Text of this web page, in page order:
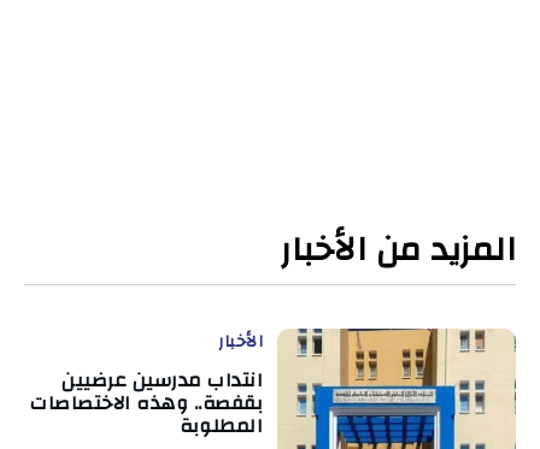
المزيد من الأخبار
الأخبار
انتداب مدرسين عرضيين
بقفصة.. وهذه الاختصاصات
المطلوبة